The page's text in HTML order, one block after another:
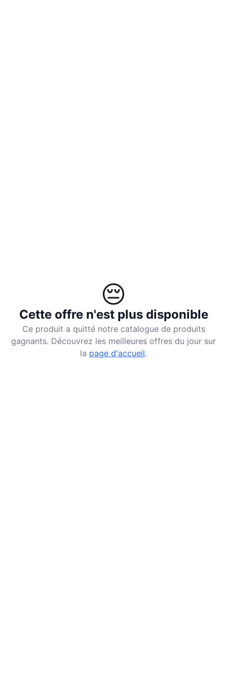
😔
Cette offre n'est plus disponible
Ce produit a quitté notre catalogue de produits
gagnants. Découvrez les meilleures offres du jour sur
la page d'accueil.